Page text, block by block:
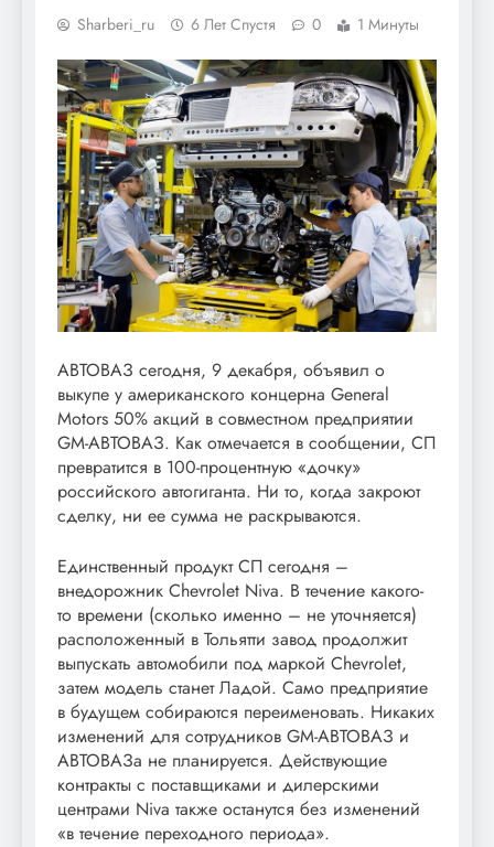
Sharberi_ru 6 Лет Спустя 0 1 Минуты
АВТОВАЗ сегодня, 9 декабря, объявил о
выкупе у американского концерна General
Motors 50% акций в совместном предприятии
GM-АВТОВАЗ. Как отмечается в сообщении, СП
превратится в 100-процентную «дочку»
российского автогиганта. Ни то, когда закроют
сделку, ни ее сумма не раскрываются.
Единственный продукт СП сегодня –
внедорожник Chevrolet Niva. В течение какого-
то времени (сколько именно – не уточняется)
расположенный в Тольятти завод продолжит
выпускать автомобили под маркой Chevrolet,
затем модель станет Ладой. Само предприятие
в будущем собираются переименовать. Никаких
изменений для сотрудников GM-АВТОВАЗ и
АВТОВАЗа не планируется. Действующие
контракты с поставщиками и дилерскими
центрами Niva также останутся без изменений
«в течение переходного периода».